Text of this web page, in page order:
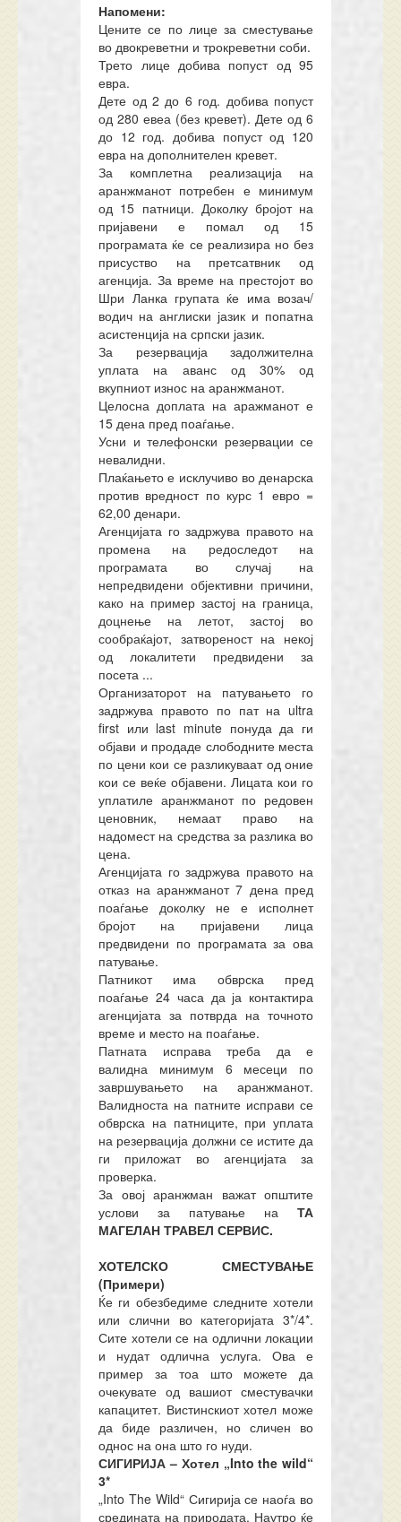
Напомени:
Цените се по лице за сместување
во двокреветни и трокреветни соби.
Трето лице добива попуст од 95
евра.
Дете од 2 до 6 год. добива попуст
од 280 евеа (без кревет). Дете од 6
до 12 год. добива попуст од 120
евра на дополнителен кревет.
За комплетна реализација на
аранжманот потребен е минимум
од 15 патници. Доколку бројот на
пријавени е помал од 15
програмата ќе се реализира но без
присуство на претсатвник од
агенција. За време на престојот во
Шри Ланка групата ќе има возач/
водич на англиски јазик и попатна
асистенција на српски јазик.
За резервација задолжителна
уплата на аванс од 30% од
вкупниот износ на аранжманот.
Целосна доплата на аражманот е
15 дена пред поаѓање.
Усни и телефонски резервации се
невалидни.
Плаќањето е исклучиво во денарска
против вредност по курс 1 евро =
62,00 денари.
Агенцијата го задржува правото на
промена на редоследот на
програмата во случај на
непредвидени објективни причини,
како на пример застој на граница,
доцнење на летот, застој во
сообраќајот, затвореност на некој
од локалитети предвидени за
посета ...
Организаторот на патувањето го
задржува правото по пат на ultra
first или last minute понуда да ги
објави и продаде слободните места
по цени кои се разликуваат од оние
кои се веќе објавени. Лицата кои го
уплатиле аранжманот по редовен
ценовник, немаат право на
надомест на средства за разлика во
цена.
Агенцијата го задржува правото на
отказ на аранжманот 7 дена пред
поаѓање доколку не е исполнет
бројот на пријавени лица
предвидени по програмата за ова
патување.
Патникот има обврска пред
поаѓање 24 часа да ја контактира
агенцијата за потврда на точното
време и место на поаѓање.
Патната исправа треба да е
валидна минимум 6 месеци по
завршувањето на аранжманот.
Валидноста на патните исправи се
обврска на патниците, при уплата
на резервација должни се истите да
ги приложат во агенцијата за
проверка.
За овој аранжман важат општите
услови за патување наТА
МАГЕЛАН ТРАВЕЛ СЕРВИС.
ХОТЕЛСКО СМЕСТУВАЊЕ
(Примери)
Ќе ги обезбедиме следните хотели
или слични во категоријата 3*/4*.
Сите хотели се на одлични локации
и нудат одлична услуга. Ова е
пример за тоа што можете да
очекувате од вашиот сместувачки
капацитет. Вистинскиот хотел може
да биде различен, но сличен во
однос на она што го нуди.
СИГИРИЈА – Хотел „Into the wild“
3*
„Into The Wild“ Сигирија се наоѓа во
средината на природата. Наутро ќе